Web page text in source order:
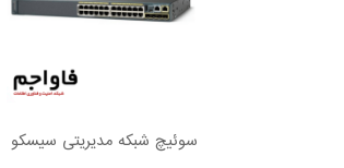
سوئیچ شبکه مدیریتی سیسکو